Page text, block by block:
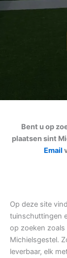
Bent u op
plaatsen sint
Email
Op deze site
tuinschuttingen
op zoeken
Michielsgestel.
leverbaar, elk